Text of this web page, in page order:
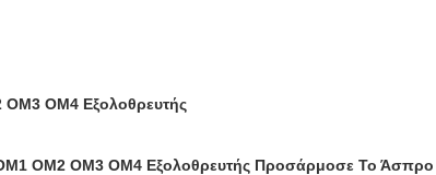
OM4 Εξολοθρευτής
OM2 OM3 OM4 Εξολοθρευτής Προσάρμοσε Το Άσπρο